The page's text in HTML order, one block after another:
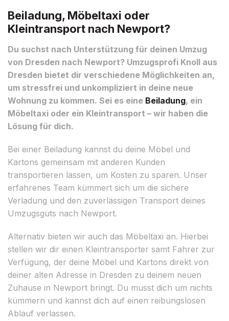
Beiladung, Möbeltaxi oder
Kleintransport nach Newport?
Du suchst nach Unterstützung für deinen Umzug
von Dresden nach Newport? Umzugsprofi Knoll aus
Dresden bietet dir verschiedene Möglichkeiten an,
um stressfrei und unkompliziert in deine neue
Wohnung zu kommen. Sei es eine Beiladung, ein
Möbeltaxi oder ein Kleintransport – wir haben die
Lösung für dich.
Bei einer Beiladung kannst du deine Möbel und
Kartons gemeinsam mit anderen Kunden
transportieren lassen, um Kosten zu sparen. Unser
erfahrenes Team kümmert sich um die sichere
Verladung und den zuverlässigen Transport deines
Umzugsguts nach Newport.
Alternativ bieten wir auch das Möbeltaxi an. Hierbei
stellen wir dir einen Kleintransporter samt Fahrer zur
Verfügung, der deine Möbel und Kartons direkt von
deiner alten Adresse in Dresden zu deinem neuen
Zuhause in Newport bringt. Du musst dich um nichts
kümmern und kannst dich auf einen reibungslosen
Ablauf verlassen.